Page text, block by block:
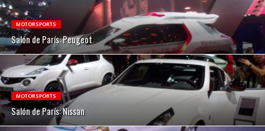
MOTORSPORTS
Salón de París: Peugeot
MOTORSPORTS
Salón de París: Nissan